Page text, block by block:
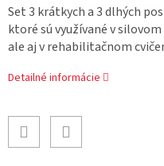
Set 3 krátkych a 3 dlhých
ktoré sú využívané v
ale aj v rehabilitačnom
Detailné informácie